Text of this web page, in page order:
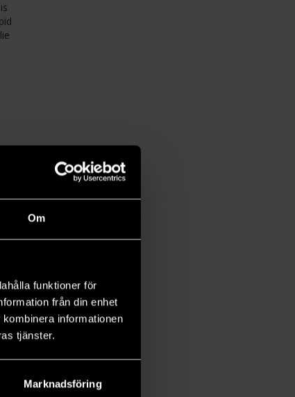
Om
funktioner för
från din enhet
informationen
tjänster.
Marknadsföring